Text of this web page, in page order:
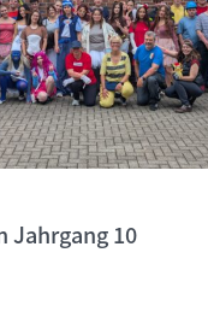
Jahrgang 10